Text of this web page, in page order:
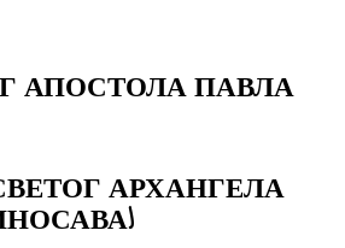
АПОСТОЛА ПАВЛА
АРХАНГЕЛА